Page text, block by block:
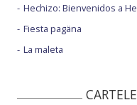
Hechizo: Bienvenidos a
Fiesta pagäna
La maleta